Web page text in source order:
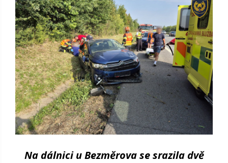
Na dálnici u Bezměrova se srazila dvě